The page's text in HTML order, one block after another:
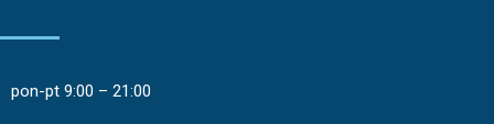
pon-pt 9:00 – 21:00